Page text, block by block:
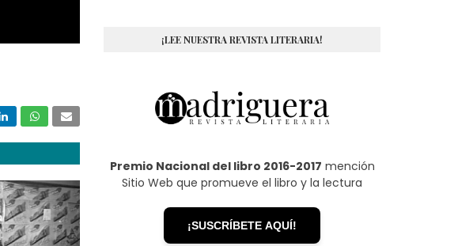
¡LEE NUESTRA REVISTA LITERARIA!
Premio Nacional del libro 2016-2017 mención
Sitio Web que promueve el libro y la lectura
¡SUSCRÍBETE AQUÍ!